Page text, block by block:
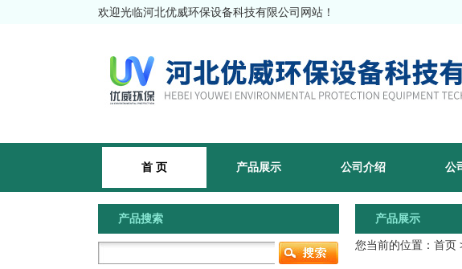
欢迎光临河北优威环保设备科技有限公司网站！
首 页 产品展示 公司介绍 公
产品展示
您当前的位置： 首页
产品搜索